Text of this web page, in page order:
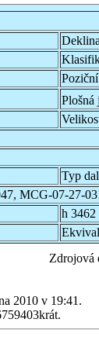
Plošná
Typ
MCG-07-27-
h 3462
Zdrojová
2010 v 19:41.